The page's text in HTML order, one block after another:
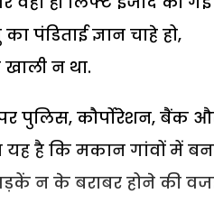
ज्ञान चाहे हो,
न था.
पुलिस, कौर्पोरेशन, बैंक
यह है कि मकान गांवों में
न के बराबर होने की